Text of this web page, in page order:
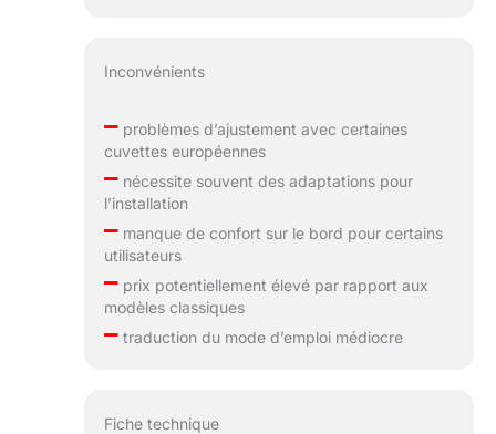
Inconvénients
–problèmes d’ajustement avec certaines
cuvettes européennes
–nécessite souvent des adaptations pour
l’installation
–manque de confort sur le bord pour certains
utilisateurs
–prix potentiellement élevé par rapport aux
modèles classiques
–traduction du mode d’emploi médiocre
Fiche technique